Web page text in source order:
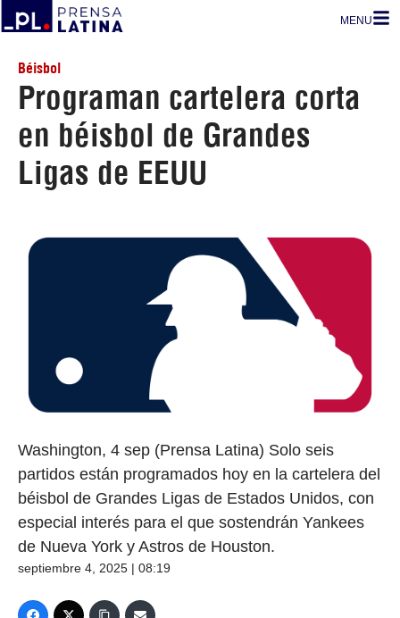
MENU
Béisbol
Programan cartelera corta
en béisbol de Grandes
Ligas de EEUU
Washington, 4 sep (Prensa Latina) Solo seis
partidos están programados hoy en la cartelera del
béisbol de Grandes Ligas de Estados Unidos, con
especial interés para el que sostendrán Yankees
de Nueva York y Astros de Houston.
septiembre 4, 2025 | 08:19